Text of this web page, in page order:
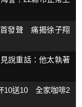
首發聲 痛揭徐子翔
說重話：他太執著
10送10 全家咖啡2